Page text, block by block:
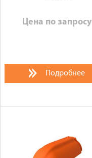
Цена по запросу
Подробнее